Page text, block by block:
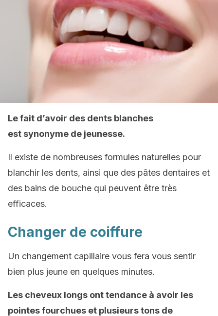
Le fait d’avoir des dents blanches
est synonyme de jeunesse.
Il existe de nombreuses formules naturelles pour
blanchir les dents, ainsi que des pâtes dentaires et
des bains de bouche qui peuvent être très
efficaces.
Changer de coiffure
Un changement capillaire vous fera vous sentir
bien plus jeune en quelques minutes.
Les cheveux longs ont tendance à avoir les
pointes fourchues et plusieurs tons de